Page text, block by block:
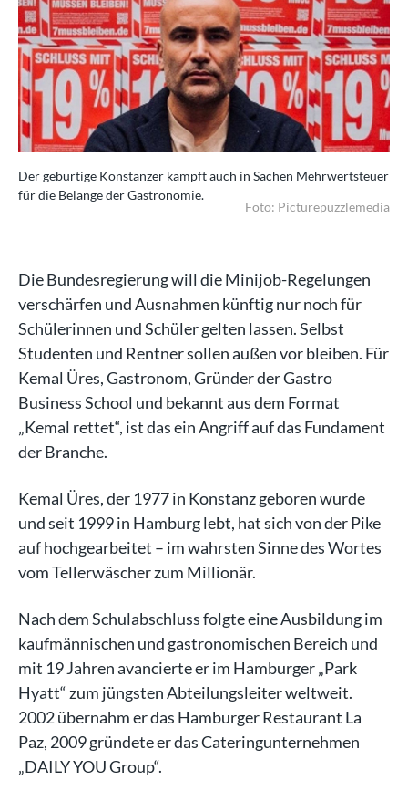
Der gebürtige Konstanzer kämpft auch in Sachen Mehrwertsteuer
für die Belange der Gastronomie.
Foto: Picturepuzzlemedia
Die Bundesregierung will die Minijob-Regelungen
verschärfen und Ausnahmen künftig nur noch für
Schülerinnen und Schüler gelten lassen. Selbst
Studenten und Rentner sollen außen vor bleiben. Für
Kemal Üres, Gastronom, Gründer der Gastro
Business School und bekannt aus dem Format
„Kemal rettet“, ist das ein Angriff auf das Fundament
der Branche.
Kemal Üres, der 1977 in Konstanz geboren wurde
und seit 1999 in Hamburg lebt, hat sich von der Pike
auf hochgearbeitet – im wahrsten Sinne des Wortes
vom Tellerwäscher zum Millionär.
Nach dem Schulabschluss folgte eine Ausbildung im
kaufmännischen und gastronomischen Bereich und
mit 19 Jahren avancierte er im Hamburger „Park
Hyatt“ zum jüngsten Abteilungsleiter weltweit.
2002 übernahm er das Hamburger Restaurant La
Paz, 2009 gründete er das Cateringunternehmen
„DAILY YOU Group“.